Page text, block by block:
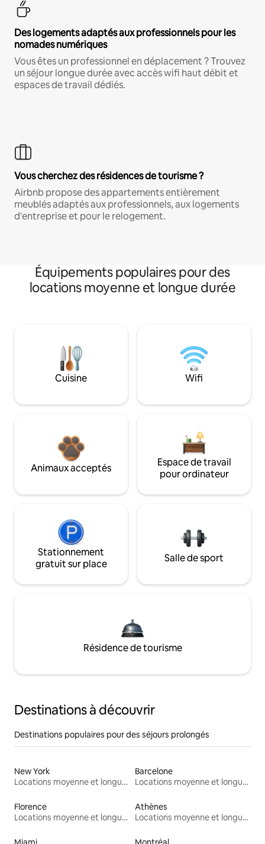
Des logements adaptés aux professionnels pour les
nomades numériques
Vous êtes un professionnel en déplacement ? Trouvez
un séjour longue durée avec accès wifi haut débit et
espaces de travail dédiés.
Vous cherchez des résidences de tourisme ?
Airbnb propose des appartements entièrement
meublés adaptés aux professionnels, aux logements
d'entreprise et pour le relogement.
Équipements populaires pour des
locations moyenne et longue durée
Cuisine Wifi
Animaux acceptés
Espace de travail
pour ordinateur
Stationnement
gratuit sur place
Salle de sport
Résidence de tourisme
Destinations à découvrir
Destinations populaires pour des séjours prolongés
New York
Locations moyenne et longue durée
Barcelone
Locations moyenne et longue durée
Florence
Locations moyenne et longue durée
Athènes
Locations moyenne et longue durée